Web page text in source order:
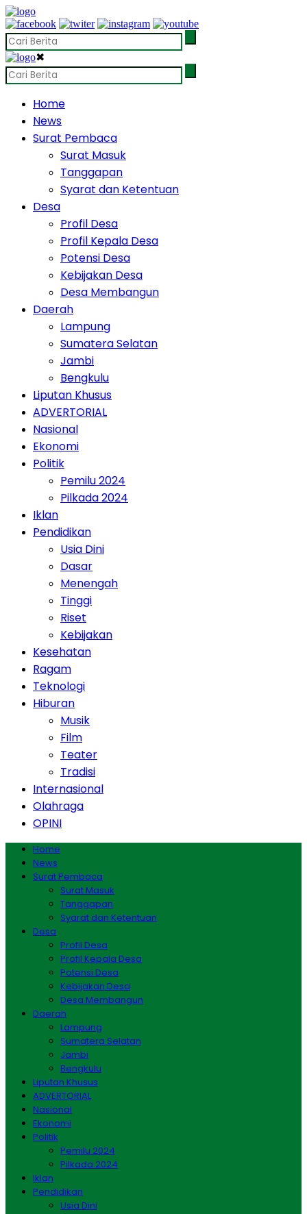
✖
Home
News
Surat Pembaca
Surat Masuk
Tanggapan
Syarat dan Ketentuan
Desa
Profil Desa
Profil Kepala Desa
Potensi Desa
Kebijakan Desa
Desa Membangun
Daerah
Lampung
Sumatera Selatan
Jambi
Bengkulu
Liputan Khusus
ADVERTORIAL
Nasional
Ekonomi
Politik
Pemilu 2024
Pilkada 2024
Iklan
Pendidikan
Usia Dini
Dasar
Menengah
Tinggi
Riset
Kebijakan
Kesehatan
Ragam
Teknologi
Hiburan
Musik
Film
Teater
Tradisi
Internasional
Olahraga
OPINI
Home
News
Surat Pembaca
Surat Masuk
Tanggapan
Syarat dan Ketentuan
Desa
Profil Desa
Profil Kepala Desa
Potensi Desa
Kebijakan Desa
Desa Membangun
Daerah
Lampung
Sumatera Selatan
Jambi
Bengkulu
Liputan Khusus
ADVERTORIAL
Nasional
Ekonomi
Politik
Pemilu 2024
Pilkada 2024
Iklan
Pendidikan
Usia Dini